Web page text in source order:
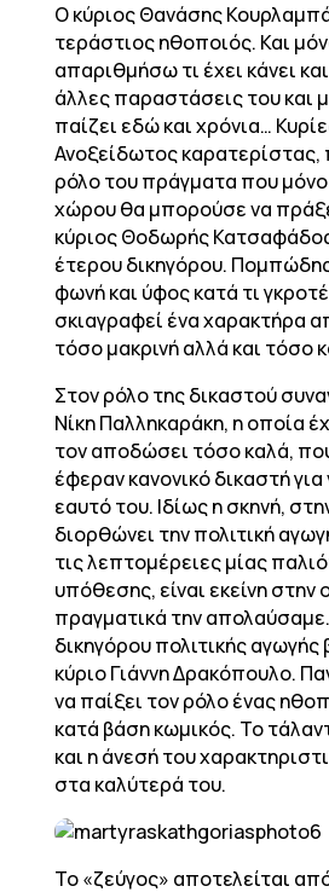
Ο κύριος Θανάσης
τεράστιος ηθοποιός. Και
απαριθμήσω τι έχει κάνει
άλλες παραστάσεις του και
παίζει εδώ και χρόνια…
Ανοξείδωτος καρατερίστας,
ρόλο του πράγματα που μόνο
χώρου θα μπορούσε να
κύριος Θοδωρής
έτερου δικηγόρου.
φωνή και ύφος κατά τι
σκιαγραφεί ένα χαρακτήρα
τόσο μακρινή αλλά και τόσο
Στον ρόλο της δικαστού
Νίκη Παλληκαράκη, η οποία
τον αποδώσει τόσο καλά,
έφεραν κανονικό δικαστή για
εαυτό του. Ιδίως η σκηνή,
διορθώνει την πολιτική
τις λεπτομέρειες μίας
υπόθεσης, είναι εκείνη στην
πραγματικά την
δικηγόρου πολιτικής αγωγής
κύριο Γιάννη Δρακόπουλο.
να παίξει τον ρόλο ένας
κατά βάση κωμικός. Το
και η άνεσή του
στα καλύτερά του.
Το «ζεύγος» αποτελείται